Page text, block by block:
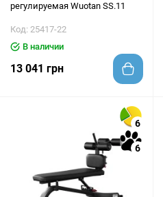
регулируемая Wuotan SS.11
Код: 25417-22
В наличии
13 041 грн
6
6